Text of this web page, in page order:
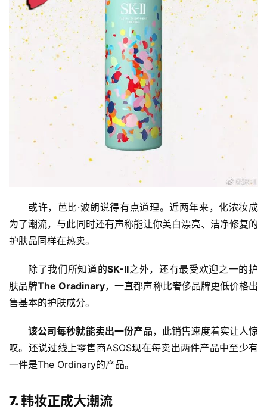
美
容
品
评
我
或许，芭比·波朗说得有点道理。近两年来，化浓妆成
为了潮流，与此同时还有声称能让你美白漂亮、洁净修复的
护肤品同样在热卖。
除了我们所知道的SK-II之外，还有最受欢迎之一的护
肤品牌The Oradinary，一直都声称比奢侈品牌更低价格出
售基本的护肤成分。
该公司每秒就能卖出一份产品，此销售速度着实让人惊
叹。还说过线上零售商ASOS现在每卖出两件产品中至少有
一件是The Ordinary的产品。
7. 韩妆正成大潮流